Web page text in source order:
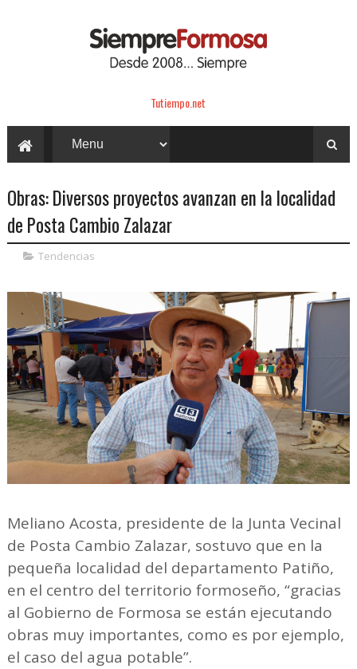
Tutiempo.net
Obras: Diversos proyectos avanzan en la localidad
de Posta Cambio Zalazar
Tendencias
Meliano Acosta, presidente de la Junta Vecinal
de Posta Cambio Zalazar, sostuvo que en la
pequeña localidad del departamento Patiño,
en el centro del territorio formoseño, “gracias
al Gobierno de Formosa se están ejecutando
obras muy importantes, como es por ejemplo,
el caso del agua potable”.